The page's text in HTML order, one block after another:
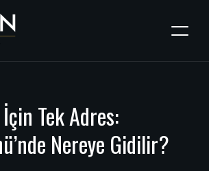
İçin TekAdres:
Nereye Gidilir?